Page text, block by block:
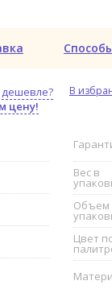
цену!
В
Вес в
Объем
Цвет